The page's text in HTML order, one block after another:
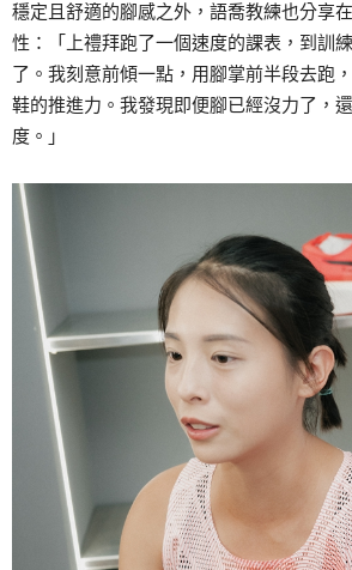
穩定且舒適的腳感之外，語喬教練也分享
性：「上禮拜跑了一個速度的課表，到訓
了。我刻意前傾一點，用腳掌前半段去跑
鞋的推進力。我發現即便腳已經沒力了，
度。」